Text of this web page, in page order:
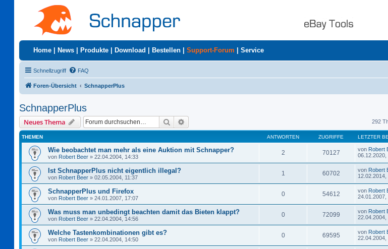
Home News Produkte Download Bestellen Support-Forum Service
Schnellzugriff FAQ
Foren-Übersicht SchnapperPlus
SchnapperPlus
Neues Thema Suche 292
THEMEN ANTWORTEN ZUGRIFFE LETZTER
Wie beobachtet man mehr als eine Auktion mit Schnapper?
von Robert Beer » 22.04.2004, 14:33
2 70127 von Robert
06.12.2020,
Ist SchnapperPlus nicht eigentlich illegal?
von Robert Beer » 02.05.2004, 11:37
1 60702 von Robert
12.02.2014,
SchnapperPlus und Firefox
von Robert Beer » 24.01.2007, 17:07
0 54612 von Robert
24.01.2007,
Was muss man unbedingt beachten damit das Bieten klappt?
von Robert Beer » 22.04.2004, 14:56
0 72099 von Robert
22.04.2004,
Welche Tastenkombinationen gibt es?
von Robert Beer » 22.04.2004, 14:50
0 69595 von Robert
22.04.2004,